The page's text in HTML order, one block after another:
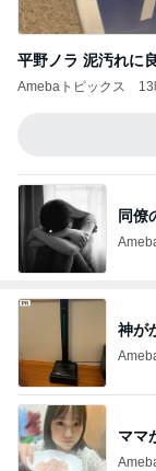
平野ノラ 泥汚れに
Amebaトピックス
同僚
神が
ママ